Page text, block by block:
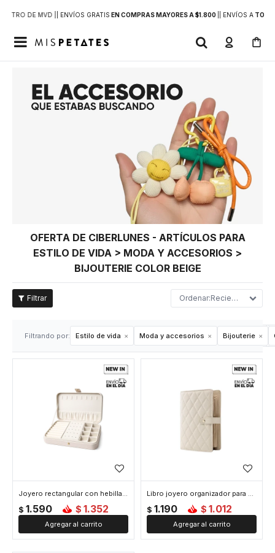
DE MVD | | ENVÍOS GRATIS EN COMPRAS MAYORES A $1.800 | ENVÍOS ATODO

OFERTA DE CIBERLUNES - ARTÍCULOS PARA
ESTILO DE VIDA > MODA Y ACCESORIOS >
BIJOUTERIE COLOR BEIGE
Recientes
Filtrando por: Estilo de vida Moda y accesorios Bijouterie
Joyero rectangular con hebilla - Grande 25x16x6cm - Beige
$ 1.590 $ 1.352
Libro joyero organizador para viaje - 15 x 21 cm - Beige
$ 1.190 $ 1.012